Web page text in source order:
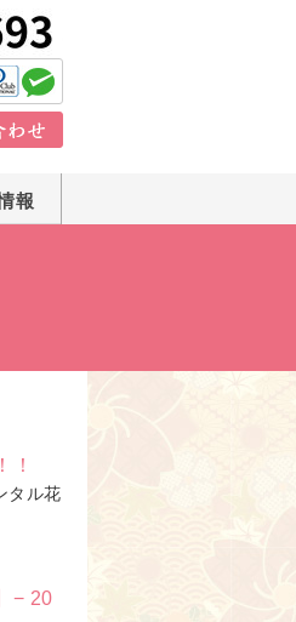
報
！
タル花
− 20